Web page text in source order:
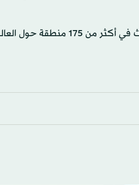
وأعلن «الفيفا» في وقت سابق من هذا الشهر أنه أبرمت اتفاقيات بشأن حقوق البث